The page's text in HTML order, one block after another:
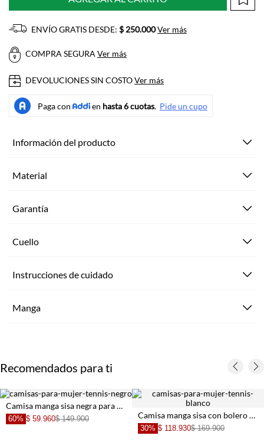
ENVÍO GRATIS DESDE: $ 250.000Ver más
COMPRA SEGURA Ver más
DEVOLUCIONES SIN COSTOVer más
Información del producto
Material
Garantía
Cuello
Instrucciones de cuidado
Manga
Recomendados para ti
Camisa manga sisa negra para mujer
60% $ 59.960$ 149.900 Camisa manga sisa con bolero y bordado blanca para mujer
30% $ 118.930$ 169.900